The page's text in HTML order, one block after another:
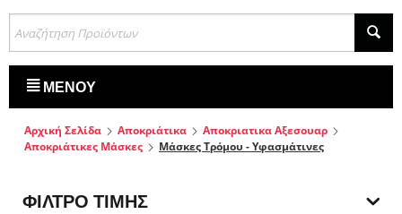
ΜΕΝΟΎ
Αρχική Σελίδα Αποκριάτικα
Αποκριατικα Αξεσουαρ
Αποκριάτικες Μάσκες
Μάσκες Τρόμου - Υφασμάτινες
ΦΊΛΤΡΟ ΤΙΜΉΣ